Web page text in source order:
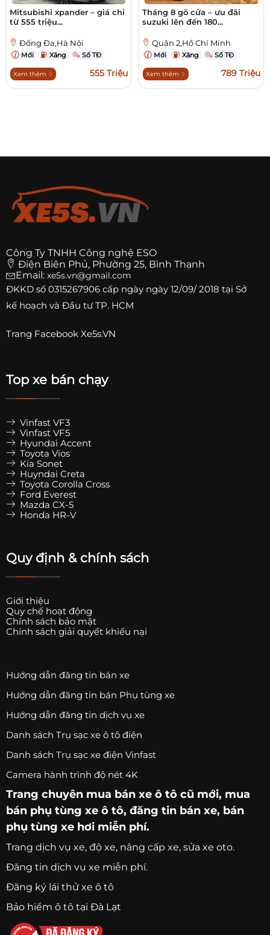
Mitsubishi xpander – giá chỉ
từ 555 triệu...
Đống Đa,Hà Nội
Mới Xăng Số TĐ
Xem thêm 555 Triệu
Tháng 8 gõ cửa – ưu đãi
suzuki lên đến 180...
Quận 2,Hồ Chí Minh
Mới Xăng Số TĐ
Xem thêm 789 Triệu
Công Ty TNHH Công nghệ ESO
Điện Biên Phủ, Phường 25, Bình Thạnh
Email: xe5s.vn@gmail.com
ĐKKD số 0315267906 cấp ngày ngày 12/09/ 2018 tại Sở
kế hoạch và Đầu tư TP. HCM
Trang Facebook Xe5s.VN
Top xe bán chạy
Vinfast VF3
Vinfast VF5
Hyundai Accent
Toyota Vios
Kia Sonet
Huyndai Creta
Toyota Corolla Cross
Ford Everest
Mazda CX-5
Honda HR-V
Quy định & chính sách
Giới thiệu
Quy chế hoạt động
Chính sách bảo mật
Chính sách giải quyết khiếu nại
Hướng dẫn đăng tin bán xe
Hướng dẫn đăng tin bán Phụ tùng xe
Hướng dẫn đăng tin dịch vụ xe
Danh sách Trụ sạc xe ô tô điện
Danh sách Trụ sạc xe điện Vinfast
Camera hành trình độ nét 4K
Trang chuyên mua bán xe ô tô cũ mới, mua
bán phụ tùng xe ô tô, đăng tin bán xe, bán
phụ tùng xe hơi miễn phí.
Trang dịch vụ xe, độ xe, nâng cấp xe, sửa xe oto.
Đăng tin dịch vụ xe miễn phí.
Đăng ký lái thử xe ô tô
Bảo hiểm ô tô tại Đà Lạt